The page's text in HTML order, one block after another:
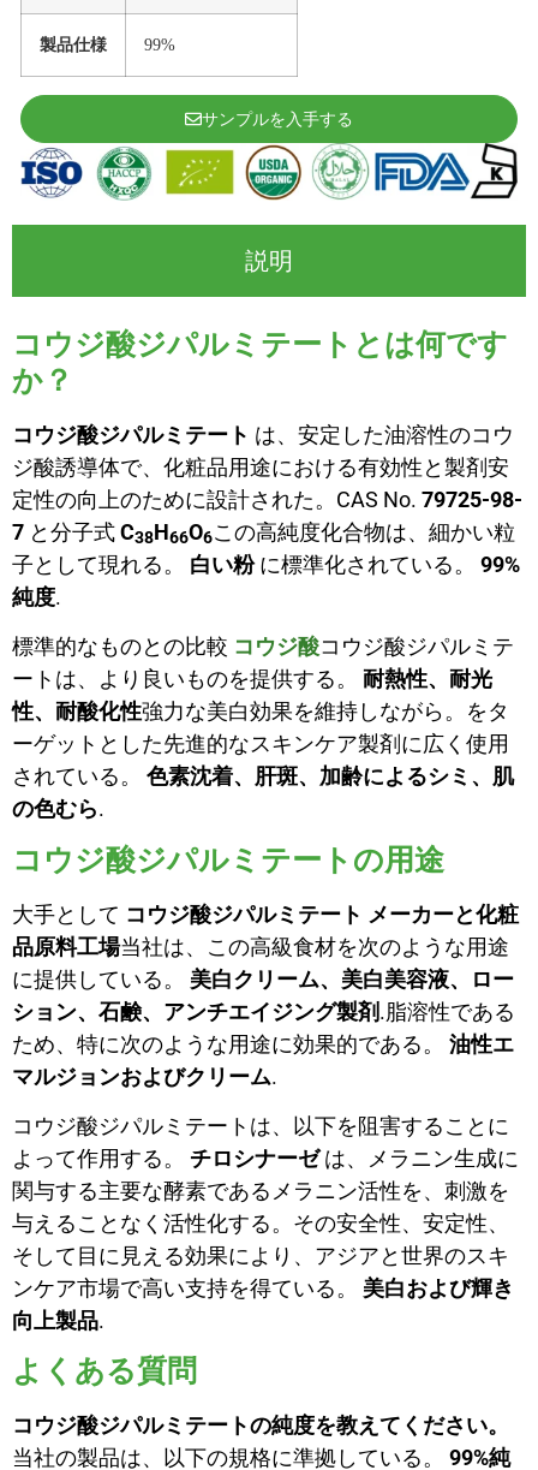
製品仕様 99%
サンプルを入手する
説明
コウジ酸ジパルミテートとは何です
か？
コウジ酸ジパルミテート は、安定した油溶性のコウ
ジ酸誘導体で、化粧品用途における有効性と製剤安
定性の向上のために設計された。CAS No. 79725-98-
7 と分子式C38H66O6この高純度化合物は、細かい粒
子として現れる。 白い粉に標準化されている。 99%
純度.
標準的なものとの比較 コウジ酸コウジ酸ジパルミテ
ートは、より良いものを提供する。 耐熱性、耐光
性、耐酸化性強力な美白効果を維持しながら。をタ
ーゲットとした先進的なスキンケア製剤に広く使用
されている。 色素沈着、肝斑、加齢によるシミ、肌
の色むら.
コウジ酸ジパルミテートの用途
大手として コウジ酸ジパルミテート メーカーと化粧
品原料工場当社は、この高級食材を次のような用途
に提供している。 美白クリーム、美白美容液、ロー
ション、石鹸、アンチエイジング製剤.脂溶性である
ため、特に次のような用途に効果的である。 油性エ
マルジョンおよびクリーム.
コウジ酸ジパルミテートは、以下を阻害することに
よって作用する。 チロシナーゼは、メラニン生成に
関与する主要な酵素であるメラニン活性を、刺激を
与えることなく活性化する。その安全性、安定性、
そして目に見える効果により、アジアと世界のスキ
ンケア市場で高い支持を得ている。 美白および輝き
向上製品.
よくある質問
コウジ酸ジパルミテートの純度を教えてください。
当社の製品は、以下の規格に準拠している。 99%純